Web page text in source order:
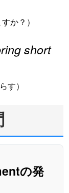
か？）
short
す）
の発